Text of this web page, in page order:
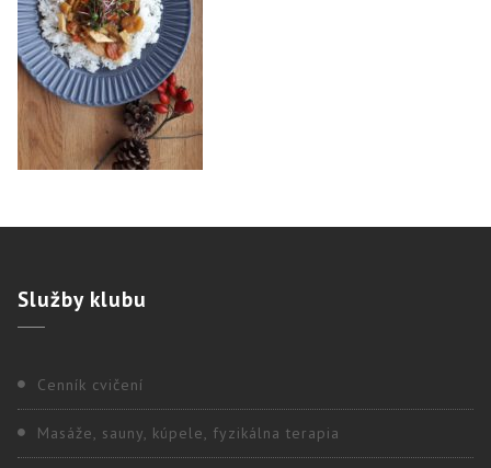
Službyklubu
Cenník cvičení
Masáže, sauny, kúpele, fyzikálna terapia